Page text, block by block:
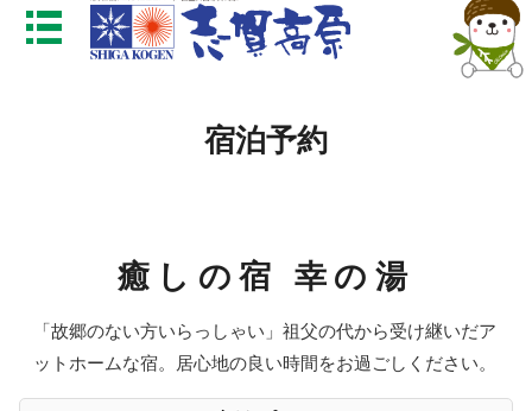
宿泊予約
癒しの宿 幸の湯
「故郷のない方いらっしゃい」祖父の代から受け継いだア
ットホームな宿。居心地の良い時間をお過ごしください。